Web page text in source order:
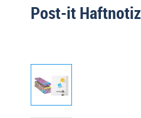
Post-it